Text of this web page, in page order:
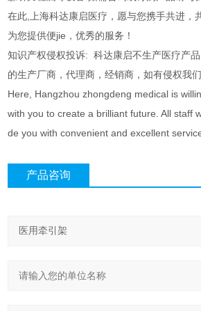
在此,上海科达康启医疗，愿与您携手共进，
为您提供便jie，优秀的服务！
知识产权侵权投诉: 科达康启不生产医疗产
的生产厂商，代理商，经销商，如有侵权我
Here, Hangzhou zhongdeng medical is
with you to create a brilliant future. All staff
de you with convenient and excellent
产品咨询